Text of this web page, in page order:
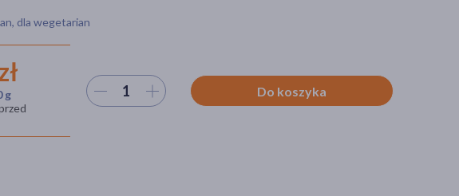
dla wegetarian
g
Wybierz ilość Do koszyka